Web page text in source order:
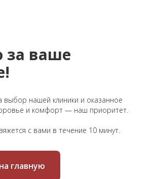
за ваше
выбор нашей клиники и оказанное
и комфорт — наш приоритет.
с вами в течение 10 минут.
главную